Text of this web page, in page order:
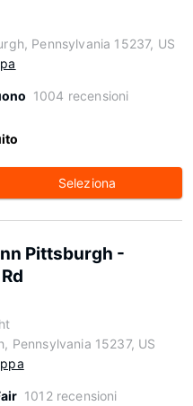
Pennsylvania 15237, US
1004 recensioni
Seleziona
Pittsburgh -
Pennsylvania 15237, US
1012 recensioni